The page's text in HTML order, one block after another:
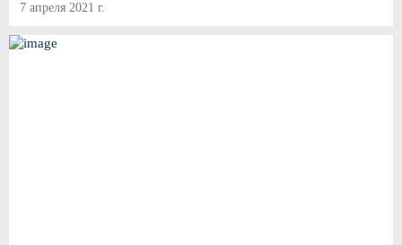
7 апреля 2021 г.